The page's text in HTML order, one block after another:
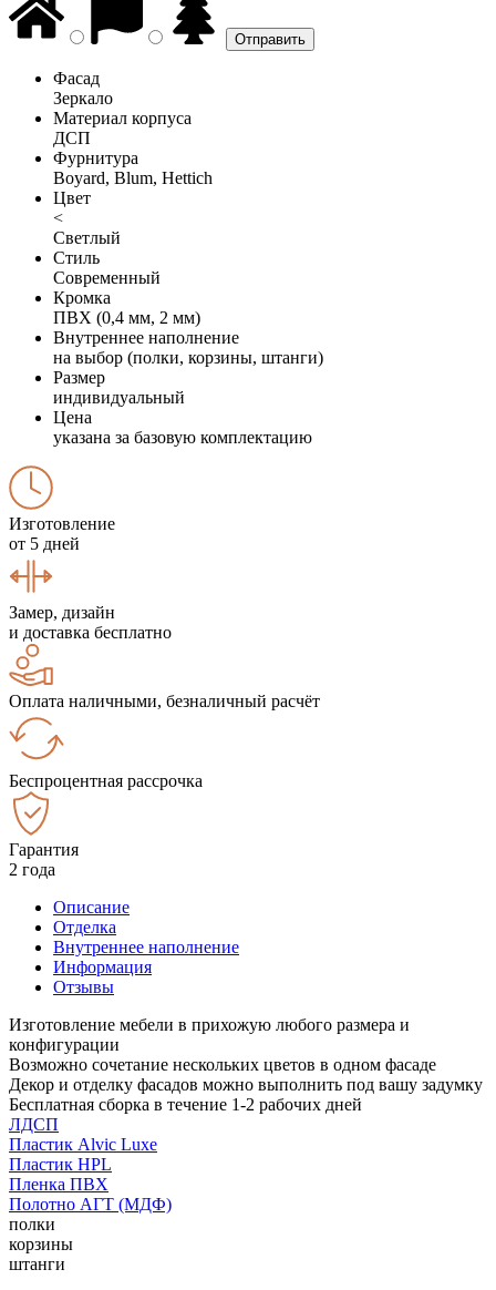
Фасад
Зеркало
Материал корпуса
ДСП
Фурнитура
Boyard, Blum, Hettich
Цвет
<
Светлый
Стиль
Современный
Кромка
ПВХ (0,4 мм, 2 мм)
Внутреннее наполнение
на выбор (полки, корзины, штанги)
Размер
индивидуальный
Цена
указана за базовую комплектацию
Изготовление
от 5 дней
Замер, дизайн
и доставка бесплатно
Оплата наличными, безналичный расчёт
Беспроцентная рассрочка
Гарантия
2 года
Описание
Отделка
Внутреннее наполнение
Информация
Отзывы
Изготовление мебели в прихожую любого размера и
конфигурации
Возможно сочетание нескольких цветов в одном фасаде
Декор и отделку фасадов можно выполнить под вашу задумку
Бесплатная сборка в течение 1-2 рабочих дней
ЛДСП
Пластик Alvic Luxe
Пластик HPL
Пленка ПВХ
Полотно АГТ (МДФ)
полки
корзины
штанги